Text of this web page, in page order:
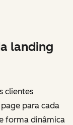
landing
clientes
para cada
forma dinâmica